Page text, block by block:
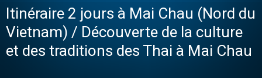
Itinéraire 2 jours à Mai Chau (Nord du
Vietnam) / Découverte de la culture
et des traditions des Thai à Mai Chau